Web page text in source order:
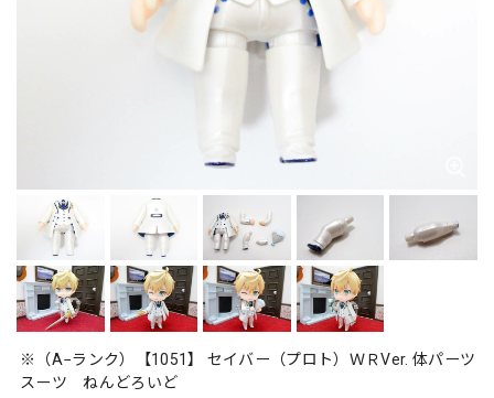
※（A−ランク）【1051】 セイバー（プロト）ＷＲVer. 体パーツ
スーツ ねんどろいど